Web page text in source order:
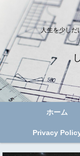
人生を少し
ホーム
Privacy